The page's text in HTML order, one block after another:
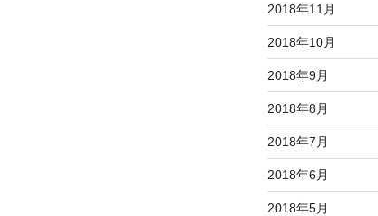
2018年11月
2018年10月
2018年9月
2018年8月
2018年7月
2018年6月
2018年5月